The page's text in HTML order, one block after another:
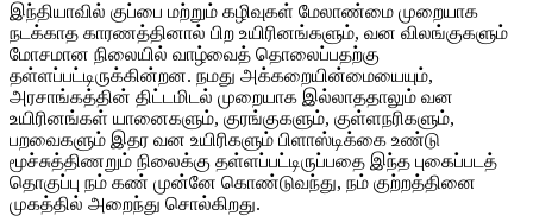
இந்தியாவில் குப்பை மற்றும் கழிவுகள் மேலாண்மை முறையாக
நடக்காத காரணத்தினால் பிற உயிரினங்களும், வன விலங்குகளும்
மோசமான நிலையில் வாழ்வைத் தொலைப்பதற்கு
தள்ளப்பட்டிருக்கின்றன. நமது அக்கறையின்மையையும்,
அரசாங்கத்தின் திட்டமிடல் முறையாக இல்லாததாலும் வன
உயிரினங்கள் யானைகளும், குரங்குகளும், குள்ளநரிகளும்,
பறவைகளும் இதர வன உயிரிகளும் பிளாஸ்டிக்கை உண்டு
மூச்சுத்திணறும் நிலைக்கு தள்ளப்பட்டிருப்பதை இந்த புகைப்படத்
தொகுப்பு நம் கண் முன்னே கொண்டுவந்து, நம் குற்றத்தினை
முகத்தில் அறைந்து சொல்கிறது.